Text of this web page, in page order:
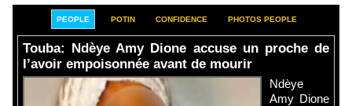
PEOPLE POTIN CONFIDENCE PHOTOS PEOPLE
Touba: Ndèye Amy Dione accuse un proche de
l’avoir empoisonnée avant de mourir
Ndèye
Amy Dione